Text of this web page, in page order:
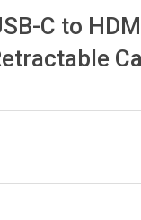
C to